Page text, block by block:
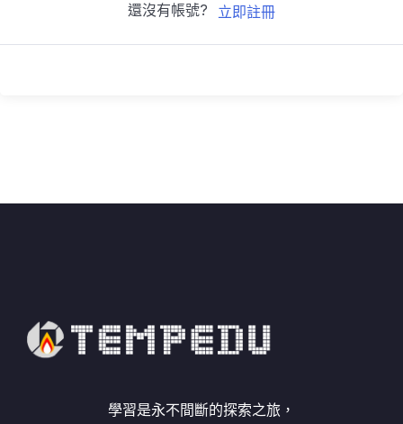
還沒有帳號? 立即註冊
學習是永不間斷的探索之旅，